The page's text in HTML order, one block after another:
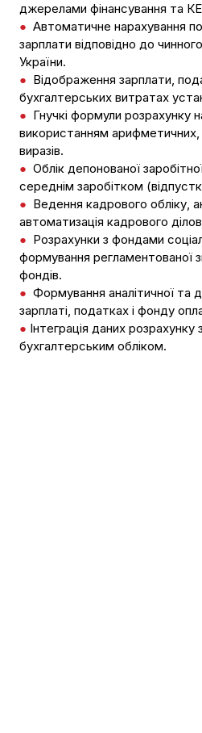
джерелами фінансування та
● Автоматичне нарахування
зарплати відповідно до
України.
● Відображення зарплати,
бухгалтерських витратах
● Гнучкі формули розрахунку
використанням арифметичних,
виразів.
● Облік депонованої
середнім заробітком
● Ведення кадрового обліку,
автоматизація кадрового
● Розрахунки з фондами
формування регламентованої
фондів.
● Формування аналітичної та
зарплаті, податках і фонду
● Інтеграція даних розрахунку
бухгалтерським обліком.